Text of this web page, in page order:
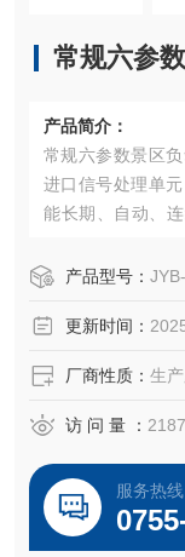
常规六参
产品简介：
常规六参数景区
进口信号处理单
能长期、自动、
质量要素。
产品型号：
更新时间：
厂商性质： 生
访 问 量 ： 2187
服务热线